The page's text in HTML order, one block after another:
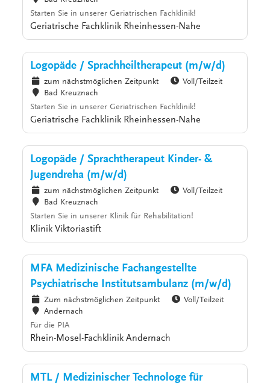
Starten Sie in unserer Geriatrischen Fachklinik!
Geriatrische Fachklinik Rheinhessen-Nahe
Logopäde / Sprachheiltherapeut (m/w/d)
zum nächstmöglichen Zeitpunkt
Voll/Teilzeit
Bad Kreuznach
Starten Sie in unserer Geriatrischen Fachklinik!
Geriatrische Fachklinik Rheinhessen-Nahe
Logopäde / Sprachtherapeut Kinder- &
Jugendreha (m/w/d)
zum nächstmöglichen Zeitpunkt
Voll/Teilzeit
Bad Kreuznach
Starten Sie in unserer Klinik für Rehabilitation!
Klinik Viktoriastift
MFA Medizinische Fachangestellte
Psychiatrische Institutsambulanz (m/w/d)
Zum nächstmöglichen Zeitpunkt
Voll/Teilzeit
Andernach
Für die PIA
Rhein-Mosel-Fachklinik Andernach
MTL / Medizinischer Technologe für